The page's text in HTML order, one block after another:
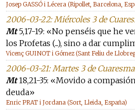
Josep GASSÓ i Lécera (Ripollet, Barcelona,
2006-03-22: Miércoles 3 de
Mt5,17-19: «No penséis que he
los Profetas (...), sino a dar
Vicenç GUINOT i Gómez (Sant Feliu de
2006-03-21: Martes 3 de Cuaresma
Mt18,21-35: «Movido a
deuda»
Enric PRAT i Jordana (Sort, Lleida, España)